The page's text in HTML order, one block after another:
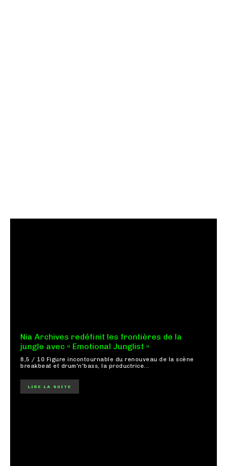
Nia Archives redéfinit les frontières de la
jungle avec « Emotional Junglist »
8,5 / 10 Figure incontournable du renouveau de la scène
breakbeat et drum'n'bass, la productrice...
LIRE LA SUITE